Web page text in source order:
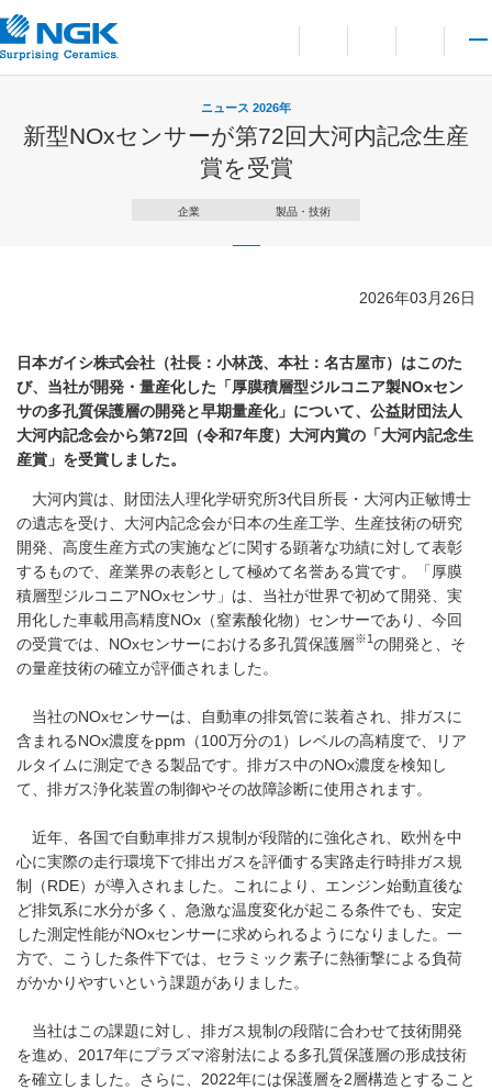
言語切り替えメニュー
サイト内検索を開
お問い合わせ
メイ
ニュース 2026年
新型NOxセンサーが第72回大河内記念生産
賞を受賞
企業 製品・技術
2026年03月26日
日本ガイシ株式会社（社長：小林茂、本社：名古屋市）はこのた
び、当社が開発・量産化した「厚膜積層型ジルコニア製NOxセン
サの多孔質保護層の開発と早期量産化」について、公益財団法人
大河内記念会から第72回（令和7年度）大河内賞の「大河内記念生
産賞」を受賞しました。
大河内賞は、財団法人理化学研究所3代目所長・大河内正敏博士
の遺志を受け、大河内記念会が日本の生産工学、生産技術の研究
開発、高度生産方式の実施などに関する顕著な功績に対して表彰
するもので、産業界の表彰として極めて名誉ある賞です。「厚膜
積層型ジルコニアNOxセンサ」は、当社が世界で初めて開発、実
用化した車載用高精度NOx（窒素酸化物）センサーであり、今回
の受賞では、NOxセンサーにおける多孔質保護層※1 の開発と、そ
の量産技術の確立が評価されました。
当社のNOxセンサーは、自動車の排気管に装着され、排ガスに
含まれるNOx濃度をppm（100万分の1）レベルの高精度で、リア
ルタイムに測定できる製品です。排ガス中のNOx濃度を検知し
て、排ガス浄化装置の制御やその故障診断に使用されます。
近年、各国で自動車排ガス規制が段階的に強化され、欧州を中
心に実際の走行環境下で排出ガスを評価する実路走行時排ガス規
制（RDE）が導入されました。これにより、エンジン始動直後な
ど排気系に水分が多く、急激な温度変化が起こる条件でも、安定
した測定性能がNOxセンサーに求められるようになりました。一
方で、こうした条件下では、セラミック素子に熱衝撃による負荷
がかかりやすいという課題がありました。
当社はこの課題に対し、排ガス規制の段階に合わせて技術開発
を進め、2017年にプラズマ溶射法による多孔質保護層の形成技術
を確立しました。さらに、2022年には保護層を2層構造とすること